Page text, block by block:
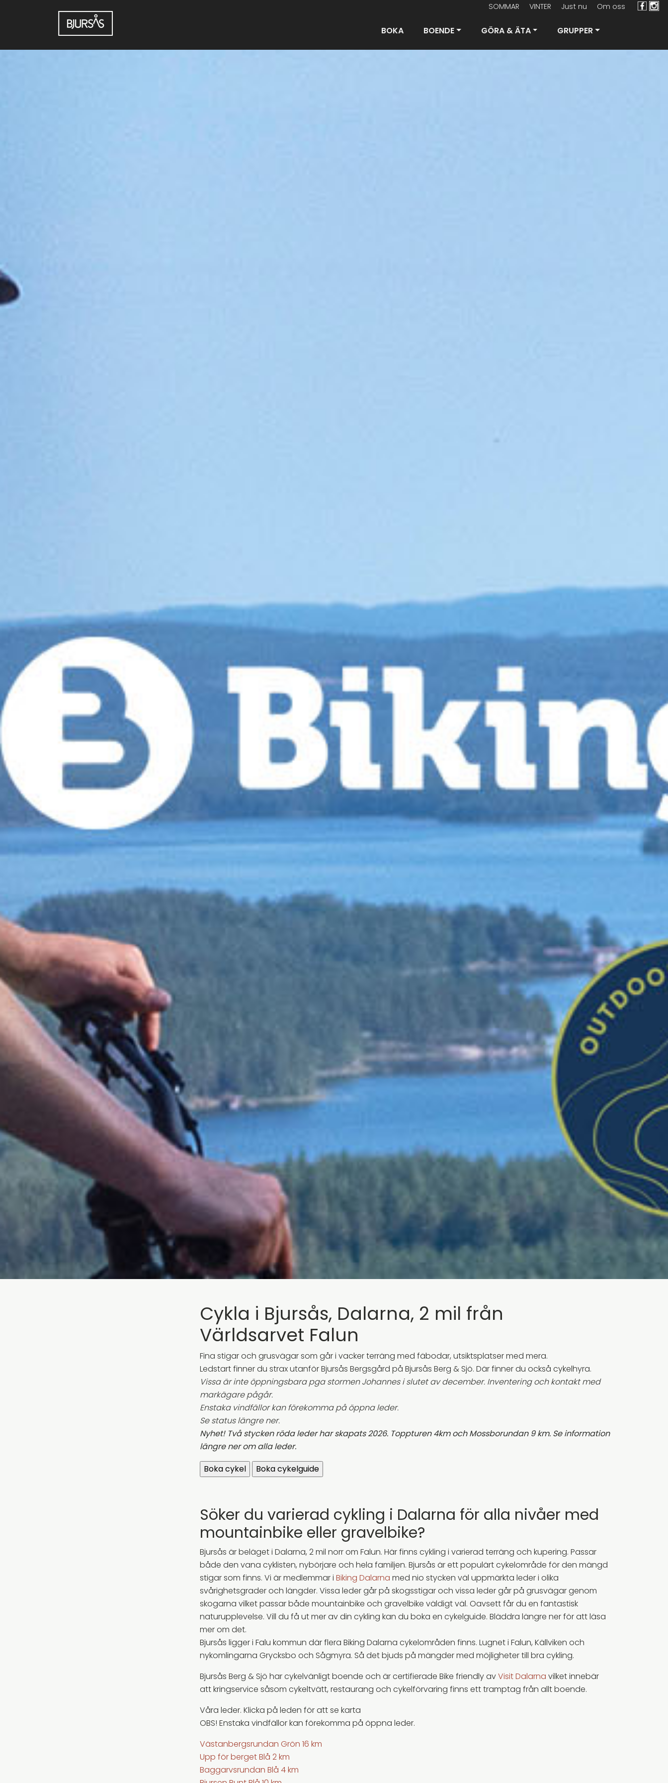
SOMMAR VINTER Just nu Om oss
BOKA BOENDE GÖRA & ÄTA GRUPPER
Cykla i Bjursås, Dalarna, 2 mil från
Världsarvet Falun
Fina stigar och grusvägar som går i vacker terräng med fäbodar, utsiktsplatser med mera.
Ledstart finner du strax utanför Bjursås Bergsgård på Bjursås Berg & Sjö. Där finner du också cykelhyra.
Vissa är inte öppningsbara pga stormen Johannes i slutet av december. Inventering och kontakt med
markägare pågår.
Enstaka vindfällor kan förekomma på öppna leder.
Se status längre ner.
Nyhet! Två stycken röda leder har skapats 2026. Toppturen 4km och Mossborundan 9 km. Se information
längre ner om alla leder.
Söker du varierad cykling i Dalarna för alla nivåer med
mountainbike eller gravelbike?
Bjursås är beläget i Dalarna, 2 mil norr om Falun. Här finns cykling i varierad terräng och kupering. Passar
både den vana cyklisten, nybörjare och hela familjen. Bjursås är ett populärt cykelområde för den mängd
stigar som finns. Vi är medlemmar i Biking Dalarna med nio stycken väl uppmärkta leder i olika
svårighetsgrader och längder. Vissa leder går på skogsstigar och vissa leder går på grusvägar genom
skogarna vilket passar både mountainbike och gravelbike väldigt väl. Oavsett får du en fantastisk
naturupplevelse. Vill du få ut mer av din cykling kan du boka en cykelguide. Bläddra längre ner för att läsa
mer om det.
Bjursås ligger i Falu kommun där flera Biking Dalarna cykelområden finns. Lugnet i Falun, Källviken och
nykomlingarna Grycksbo och Sågmyra. Så det bjuds på mängder med möjligheter till bra cykling.
Bjursås Berg & Sjö har cykelvänligt boende och är certifierade Bike friendly avVisit Dalarna vilket innebär
att kringservice såsom cykeltvätt, restaurang och cykelförvaring finns ett tramptag från allt boende.
Våra leder. Klicka på leden för att se karta
OBS! Enstaka vindfällor kan förekomma på öppna leder.
Västanbergsrundan Grön 16 km
Upp för berget Blå 2 km
Baggarvsrundan Blå 4 km